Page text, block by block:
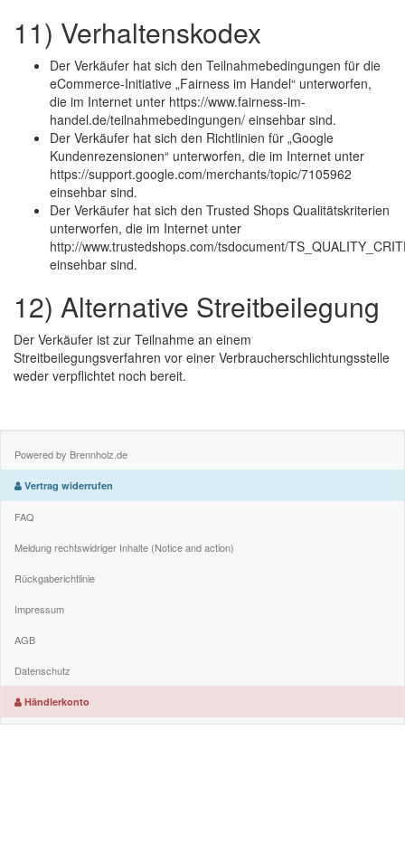
11) Verhaltenskodex
Der Verkäufer hat sich den Teilnahmebedingungen für die
eCommerce-Initiative „Fairness im Handel“ unterworfen,
die im Internet unter https://www.fairness-im-
handel.de/teilnahmebedingungen/ einsehbar sind.
Der Verkäufer hat sich den Richtlinien für „Google
Kundenrezensionen“ unterworfen, die im Internet unter
https://support.google.com/merchants/topic/7105962
einsehbar sind.
Der Verkäufer hat sich den Trusted Shops Qualitätskriterien
unterworfen, die im Internet unter
http://www.trustedshops.com/tsdocument/
einsehbar sind.
12) Alternative Streitbeilegung
Der Verkäufer ist zur Teilnahme an einem
Streitbeilegungsverfahren vor einer Verbraucherschlichtungsstelle
weder verpflichtet noch bereit.
Powered by Brennholz.de
Vertrag widerrufen
FAQ
Meldung rechtswidriger Inhalte (Notice and action)
Rückgaberichtlinie
Impressum
AGB
Datenschutz
Händlerkonto